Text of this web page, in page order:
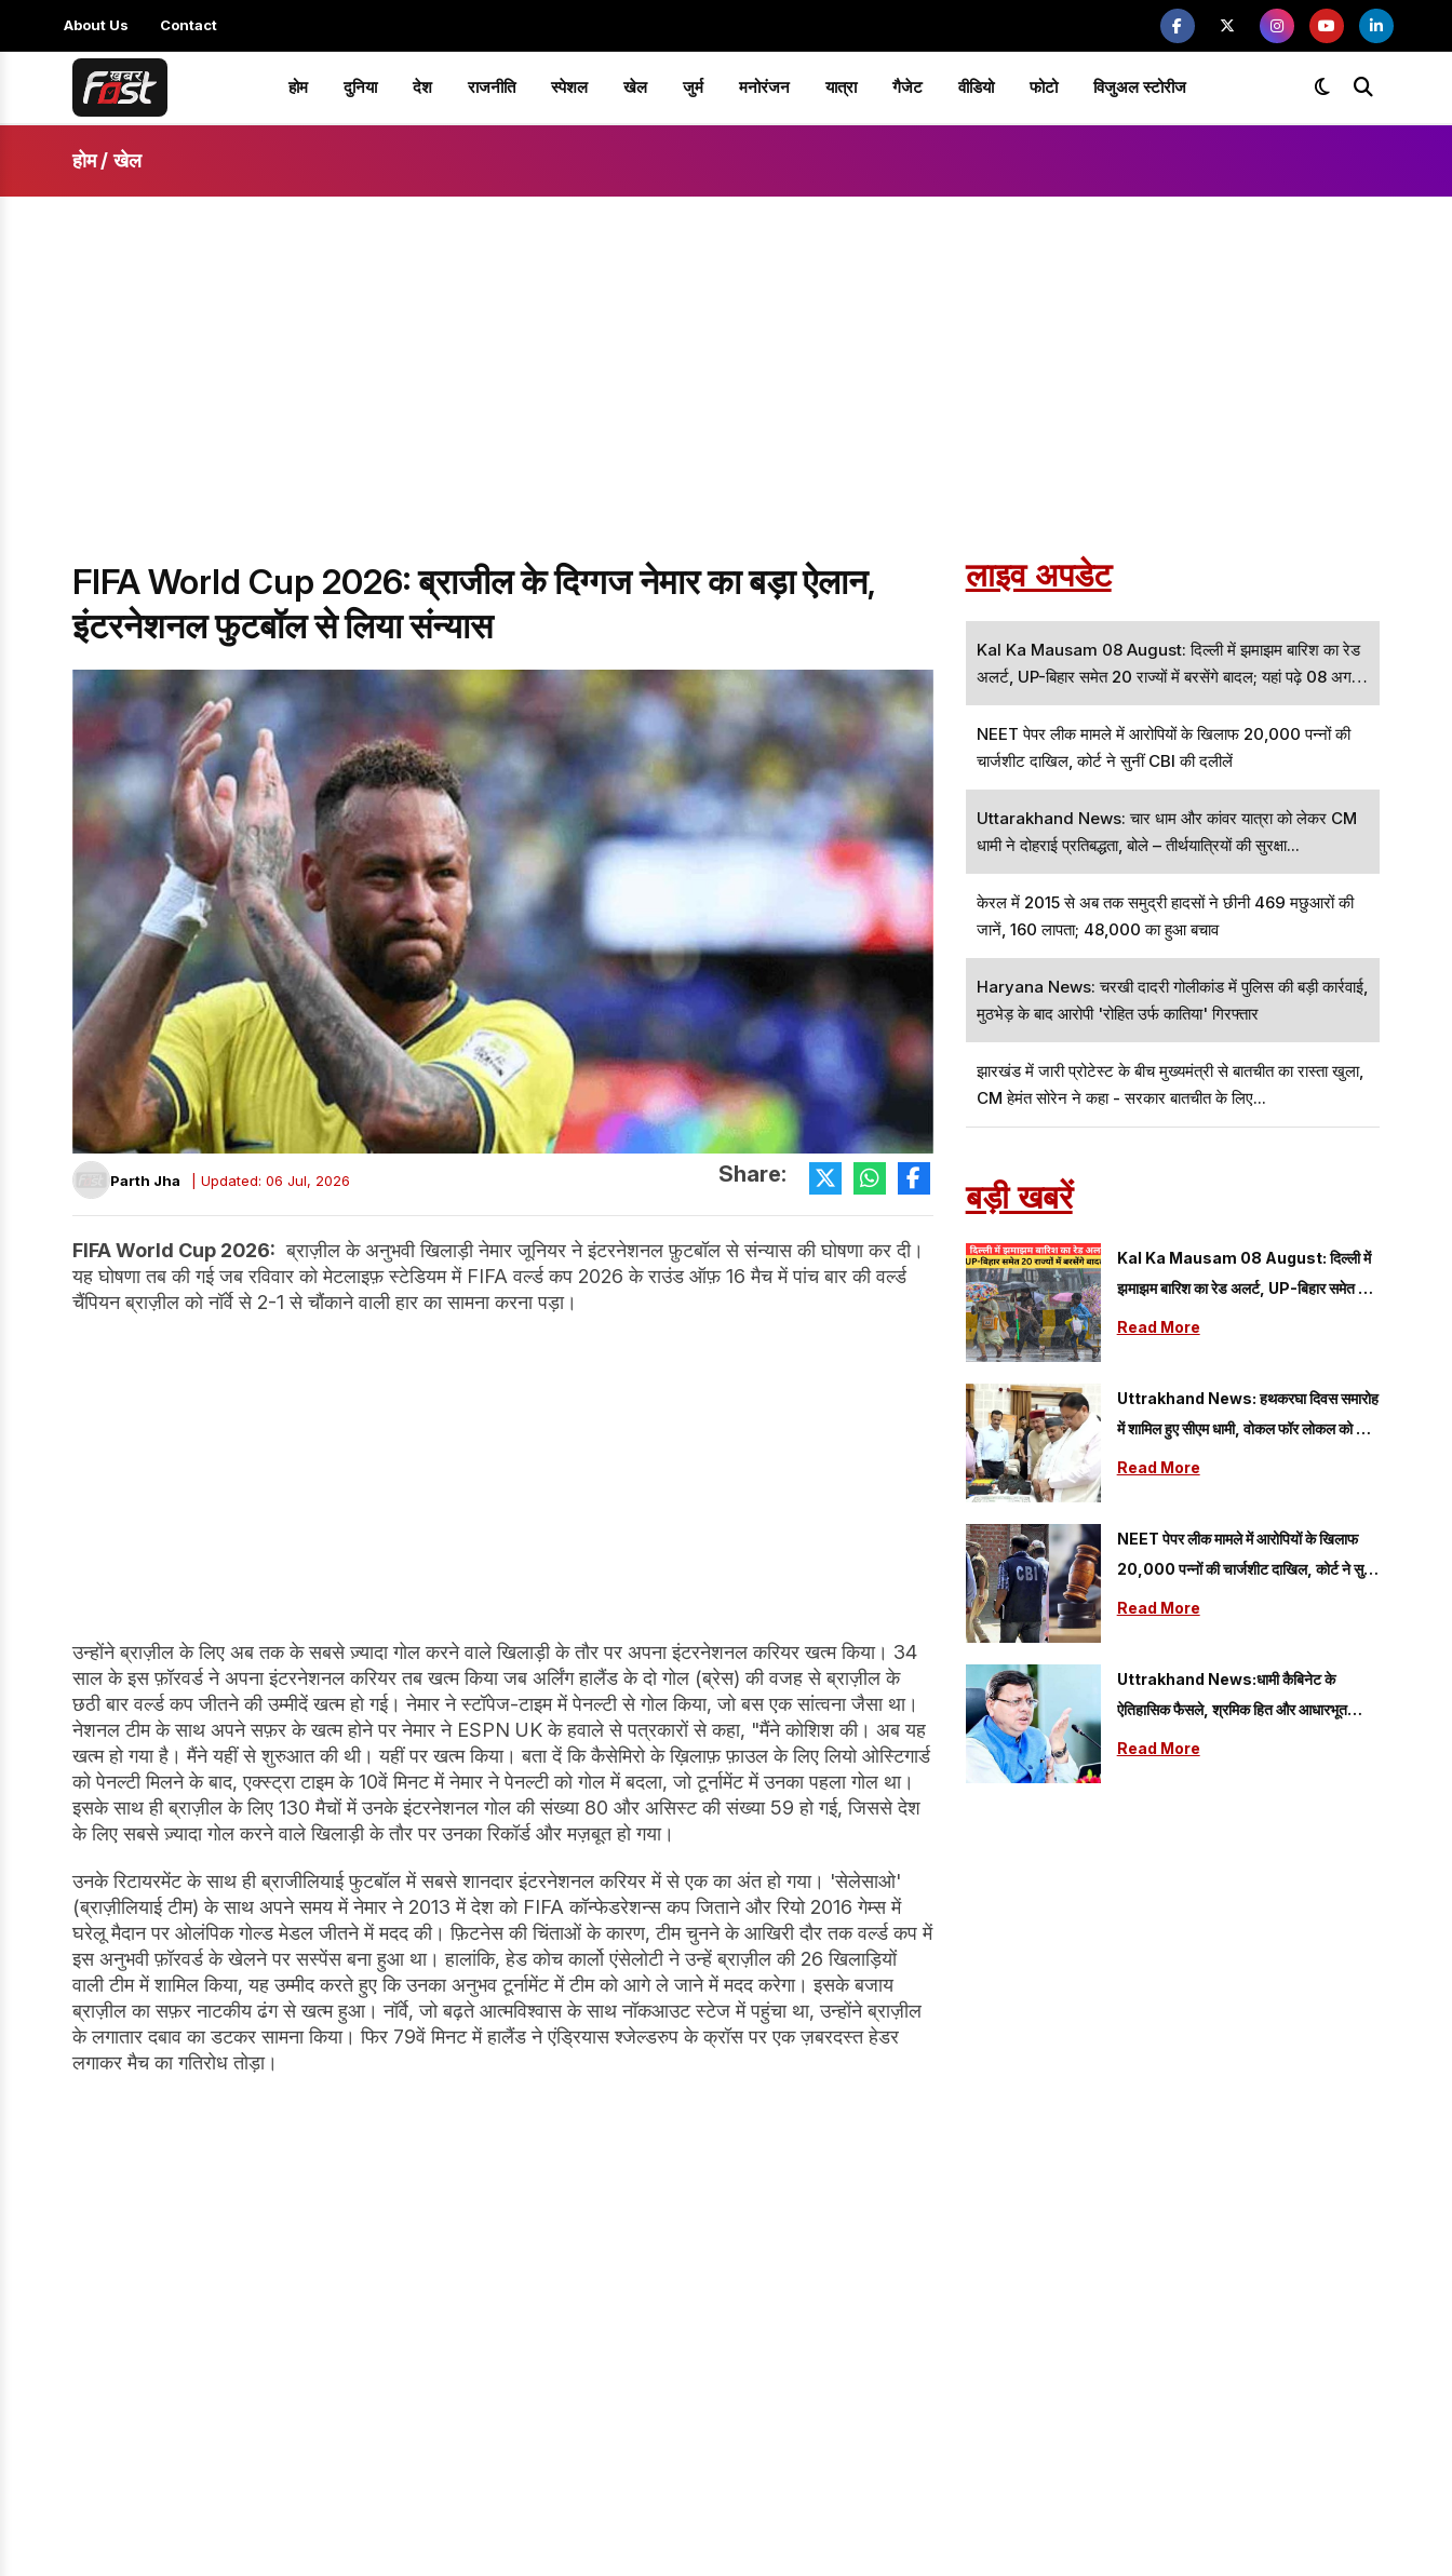
About Us Contact
होम दुनिया देश राजनीति स्पेशल खेल जुर्म मनोरंजन यात्रा गैजेट वीडियो फोटो विजुअल स्टोरीज
होम/ खेल
FIFA World Cup 2026: ब्राजील के दिग्गज नेमार का बड़ा ऐलान,
इंटरनेशनल फुटबॉल से लिया संन्यास
Parth Jha | Updated: 06 Jul, 2026 Share:
FIFA World Cup 2026: ब्राज़ील के अनुभवी खिलाड़ी नेमार जूनियर ने इंटरनेशनल फ़ुटबॉल से संन्यास की घोषणा कर दी।
यह घोषणा तब की गई जब रविवार को मेटलाइफ़ स्टेडियम में FIFA वर्ल्ड कप 2026 के राउंड ऑफ़ 16 मैच में पांच बार की वर्ल्ड
चैंपियन ब्राज़ील को नॉर्वे से 2-1 से चौंकाने वाली हार का सामना करना पड़ा।
उन्होंने ब्राज़ील के लिए अब तक के सबसे ज़्यादा गोल करने वाले खिलाड़ी के तौर पर अपना इंटरनेशनल करियर खत्म किया। 34
साल के इस फ़ॉरवर्ड ने अपना इंटरनेशनल करियर तब खत्म किया जब अर्लिंग हालैंड के दो गोल (ब्रेस) की वजह से ब्राज़ील के
छठी बार वर्ल्ड कप जीतने की उम्मीदें खत्म हो गई। नेमार ने स्टॉपेज-टाइम में पेनल्टी से गोल किया, जो बस एक सांत्वना जैसा था।
नेशनल टीम के साथ अपने सफ़र के खत्म होने पर नेमार ने ESPN UK के हवाले से पत्रकारों से कहा, "मैंने कोशिश की। अब यह
खत्म हो गया है। मैंने यहीं से शुरुआत की थी। यहीं पर खत्म किया। बता दें कि कैसेमिरो के ख़िलाफ़ फ़ाउल के लिए लियो ओस्टिगार्ड
को पेनल्टी मिलने के बाद, एक्स्ट्रा टाइम के 10वें मिनट में नेमार ने पेनल्टी को गोल में बदला, जो टूर्नामेंट में उनका पहला गोल था।
इसके साथ ही ब्राज़ील के लिए 130 मैचों में उनके इंटरनेशनल गोल की संख्या 80 और असिस्ट की संख्या 59 हो गई, जिससे देश
के लिए सबसे ज़्यादा गोल करने वाले खिलाड़ी के तौर पर उनका रिकॉर्ड और मज़बूत हो गया।
उनके रिटायरमेंट के साथ ही ब्राजीलियाई फुटबॉल में सबसे शानदार इंटरनेशनल करियर में से एक का अंत हो गया। 'सेलेसाओ'
(ब्राज़ीलियाई टीम) के साथ अपने समय में नेमार ने 2013 में देश को FIFA कॉन्फेडरेशन्स कप जिताने और रियो 2016 गेम्स में
घरेलू मैदान पर ओलंपिक गोल्ड मेडल जीतने में मदद की। फ़िटनेस की चिंताओं के कारण, टीम चुनने के आखिरी दौर तक वर्ल्ड कप में
इस अनुभवी फ़ॉरवर्ड के खेलने पर सस्पेंस बना हुआ था। हालांकि, हेड कोच कार्लो एंसेलोटी ने उन्हें ब्राज़ील की 26 खिलाड़ियों
वाली टीम में शामिल किया, यह उम्मीद करते हुए कि उनका अनुभव टूर्नामेंट में टीम को आगे ले जाने में मदद करेगा। इसके बजाय
ब्राज़ील का सफ़र नाटकीय ढंग से खत्म हुआ। नॉर्वे, जो बढ़ते आत्मविश्वास के साथ नॉकआउट स्टेज में पहुंचा था, उन्होंने ब्राज़ील
के लगातार दबाव का डटकर सामना किया। फिर 79वें मिनट में हालैंड ने एंड्रियास श्जेल्डरुप के क्रॉस पर एक ज़बरदस्त हेडर
लगाकर मैच का गतिरोध तोड़ा।
लाइव अपडेट
Kal Ka Mausam 08 August: दिल्ली में झमाझम बारिश का रेड
अलर्ट, UP-बिहार समेत 20 राज्यों में बरसेंगे बादल; यहां पढ़े 08 अगस्त
का कैसा रहेगा मौसम
NEET पेपर लीक मामले में आरोपियों के खिलाफ 20,000 पन्नों की
चार्जशीट दाखिल, कोर्ट ने सुनीं CBI की दलीलें
Uttarakhand News: चार धाम और कांवर यात्रा को लेकर CM
धामी ने दोहराई प्रतिबद्धता, बोले – तीर्थयात्रियों की सुरक्षा...
केरल में 2015 से अब तक समुद्री हादसों ने छीनी 469 मछुआरों की
जानें, 160 लापता; 48,000 का हुआ बचाव
Haryana News: चरखी दादरी गोलीकांड में पुलिस की बड़ी कार्रवाई,
मुठभेड़ के बाद आरोपी 'रोहित उर्फ कातिया' गिरफ्तार
झारखंड में जारी प्रोटेस्ट के बीच मुख्यमंत्री से बातचीत का रास्ता खुला,
CM हेमंत सोरेन ने कहा - सरकार बातचीत के लिए...
बड़ी खबरें
Kal Ka Mausam 08 August: दिल्ली में
झमाझम बारिश का रेड अलर्ट, UP-बिहार समेत 20
राज्यों में बरसेंगे बादल; यहां पढ़े 08 अगस्त का कैसा
Read More
Uttrakhand News: हथकरघा दिवस समारोह
में शामिल हुए सीएम धामी, वोकल फॉर लोकल को दिया
गया प्रोत्साहन
Read More
NEET पेपर लीक मामले में आरोपियों के खिलाफ
20,000 पन्नों की चार्जशीट दाखिल, कोर्ट ने सुनीं
CBI की दलीलें
Read More
Uttrakhand News:धामी कैबिनेट के
ऐतिहासिक फैसले, श्रमिक हित और आधारभूत
विकास को मिलेगी नई गति
Read More